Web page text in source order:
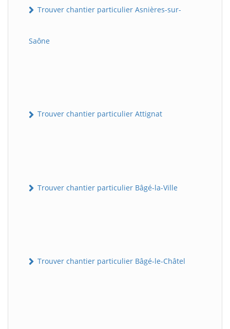
Trouver chantier particulier Asnières-sur-
Saône
Trouver chantier particulier Attignat
Trouver chantier particulier Bâgé-la-Ville
Trouver chantier particulier Bâgé-le-Châtel